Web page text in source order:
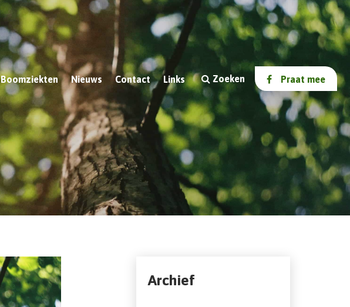
Boomziekten Nieuws Contact Links Zoeken Praat mee
Archief